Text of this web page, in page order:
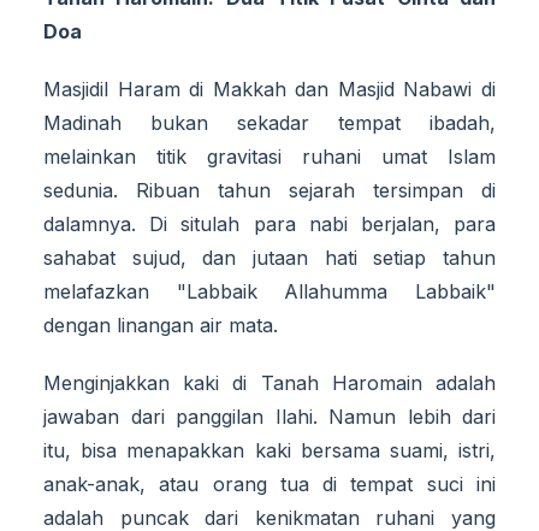
Doa
Masjidil Haram di Makkah dan Masjid Nabawi di
Madinah bukan sekadar tempat ibadah,
melainkan titik gravitasi ruhani umat Islam
sedunia. Ribuan tahun sejarah tersimpan di
dalamnya. Di situlah para nabi berjalan, para
sahabat sujud, dan jutaan hati setiap tahun
melafazkan "Labbaik Allahumma Labbaik"
dengan linangan air mata.
Menginjakkan kaki di Tanah Haromain adalah
jawaban dari panggilan Ilahi. Namun lebih dari
itu, bisa menapakkan kaki bersama suami, istri,
anak-anak, atau orang tua di tempat suci ini
adalah puncak dari kenikmatan ruhani yang